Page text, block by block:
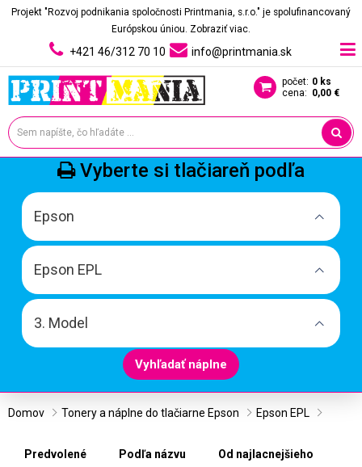
Projekt "Rozvoj podnikania spoločnosti Printmania, s.r.o." je spolufinancovaný
Európskou úniou. Zobraziť viac.
+421 46/312 70 10 info@printmania.sk
počet: 0 ks
cena: 0,00 €
Vyberte si tlačiareň podľa
Epson
Epson EPL
3. Model
Vyhľadať náplne
Domov Tonery a náplne do tlačiarne Epson Epson EPL
Predvolené Podľa názvu Od najlacnejšieho